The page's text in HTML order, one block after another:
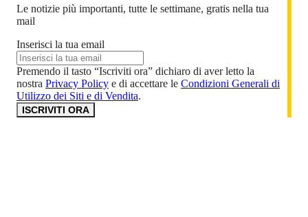
Le notizie più importanti, tutte le settimane, gratis nella tua
mail
Inserisci la tua email
Premendo il tasto “Iscriviti ora” dichiaro di aver letto la
nostra Privacy Policy e di accettare le Condizioni Generali di
Utilizzo dei Siti e di Vendita.
ISCRIVITI ORA